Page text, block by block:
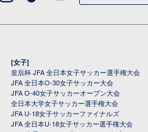
[女子]
皇后杯 JFA 全日本女子サッカー選手権大会
JFA 全日本O-30女子サッカー大会
JFA O-40女子サッカーオープン大会
全日本大学女子サッカー選手権大会
JFA U-18女子サッカーファイナルズ
JFA 全日本U-18女子サッカー選手権大会